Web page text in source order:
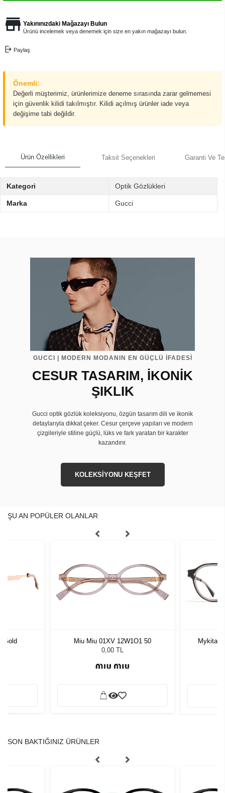
Yakınınızdaki Mağazayı Bulun
Ürünü incelemek veya denemek için size en yakın mağazayı bulun.
Paylaş
Önemli:
Değerli müşterimiz, ürünlerimize deneme sırasında zarar gelmemesi
için güvenlik kilidi takılmıştır. Kilidi açılmış ürünler iade veya
değişime tabi değildir.
Ürün Özellikleri Taksit Seçenekleri Garanti Ve
Kategori Optik Gözlükleri
Marka Gucci
GUCCI | MODERN MODANIN EN GÜÇLÜ İFADESİ
CESUR TASARIM, İKONİK
ŞIKLIK
Gucci optik gözlük koleksiyonu, özgün tasarım dili ve ikonik
detaylarıyla dikkat çeker. Cesur çerçeve yapıları ve modern
çizgileriyle stiline güçlü, lüks ve fark yaratan bir karakter
kazandırır.
KOLEKSİYONU KEŞFET
ŞU AN POPÜLER OLANLAR
Gold
Miu Miu 01XV 12W1O1 50
0,00 TL
Mykita
SON BAKTIĞINIZ ÜRÜNLER